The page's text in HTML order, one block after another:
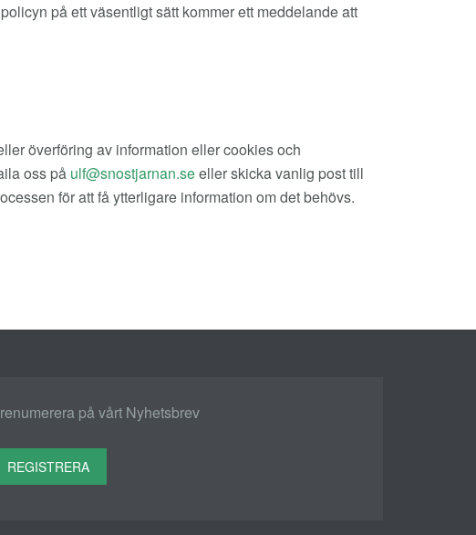
på ett väsentligt sätt kommer ett meddelande att
överföring av information eller cookies och
oss på
eller skicka vanlig post till
för att få ytterligare information om det behövs.
på vårt Nyhetsbrev
REGISTRERA